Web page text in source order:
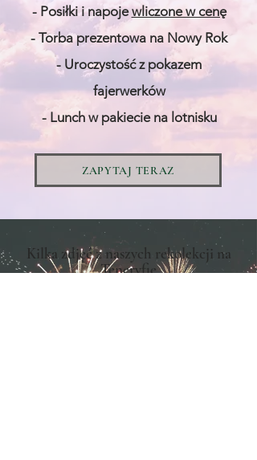
- Posiłki i napojewliczone w cenę
- Torba prezentowa na Nowy Rok
- Uroczystość z pokazem
fajerwerków
- Lunch w pakiecie na lotnisku
ZAPYTAJ TERAZ
Kilka zdjęć z naszych rekolekcji na
Teneryfie